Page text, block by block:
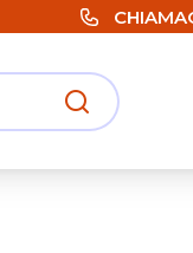
Apri ricerca